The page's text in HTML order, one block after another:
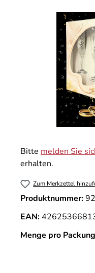
Bitte melden Sie
erhalten.
Zum Merkzettel
Produktnummer:
EAN:
Menge pro